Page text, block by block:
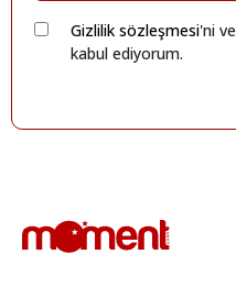
Gizlilik sözleşmesi'ni ve
kabul ediyorum.